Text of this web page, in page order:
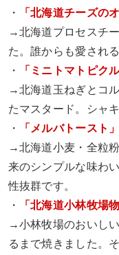
・
「北海道チーズの
→北海道プロセスチ
た。誰からも愛され
・
「ミニトマトピクル
→北海道玉ねぎとコ
たマスタード。シャ
・
「メルバトースト」
→北海道小麦・全粒
来のシンプルな味わ
性抜群です。
・
「北海道小林牧場
→小林牧場のおいし
るまで焼きました。